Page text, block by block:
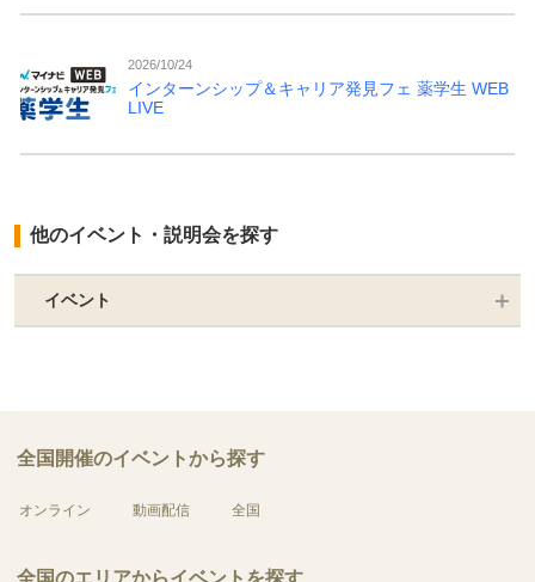
2026/10/24
インターンシップ＆キャリア発見フェ 薬学生 WEB
LIVE
他のイベント・説明会を探す
イベント
全国開催のイベントから探す
オンライン 動画配信 全国
全国のエリアからイベントを探す